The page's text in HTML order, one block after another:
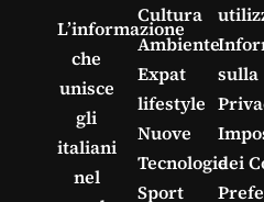
L’informazione
che
unisce
gli
italiani
nel
Cultura
Ambiente
Expat
lifestyle
Nuove
Tecnologie
Sport
sulla
dei